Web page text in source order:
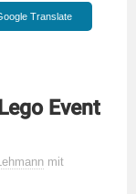
Translate
Event
mit